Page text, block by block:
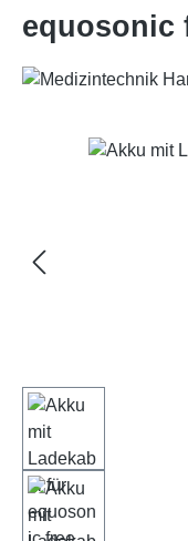
equosonic
Bildergalerie